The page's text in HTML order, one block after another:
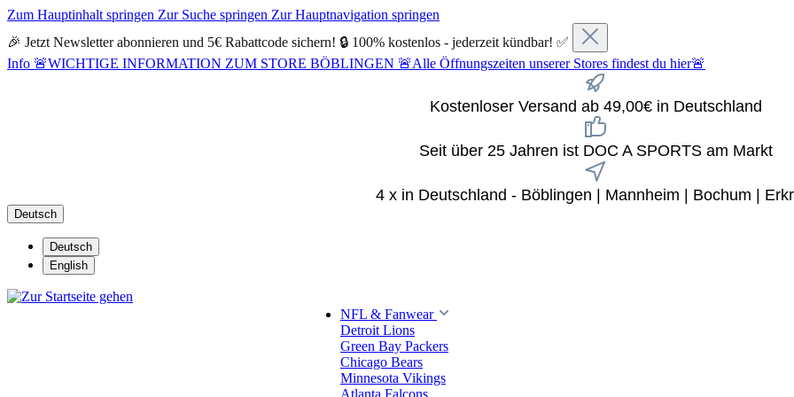
Zum Hauptinhalt springen Zur Suche springen Zur Hauptnavigation springen
🎉 Jetzt Newsletter abonnieren und 5€ Rabattcode sichern! 🔒 100% kostenlos - jederzeit kündbar! ✅
Info 🚨WICHTIGE INFORMATION ZUM STORE BÖBLINGEN 🚨Alle Öffnungszeiten unserer Stores findest du hier🚨
Kostenloser Versand ab 49,00€ in Deutschland
Seit über 25 Jahren ist DOC A SPORTS am Markt
4 x in Deutschland - Böblingen | Mannheim | Bochum |
Deutsch
Deutsch
English
NFL & Fanwear
Detroit Lions
Green Bay Packers
Chicago Bears
Minnesota Vikings
Atlanta Falcons